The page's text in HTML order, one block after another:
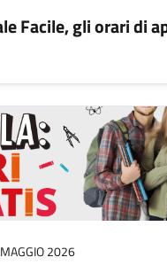
Facile, gli orari di
2026